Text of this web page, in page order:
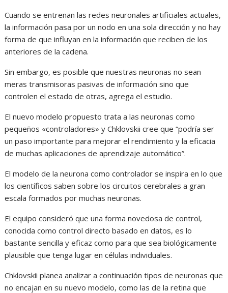
Cuando se entrenan las redes neuronales artificiales actuales,
la información pasa por un nodo en una sola dirección y no hay
forma de que influyan en la información que reciben de los
anteriores de la cadena.
Sin embargo, es posible que nuestras neuronas no sean
meras transmisoras pasivas de información sino que
controlen el estado de otras, agrega el estudio.
El nuevo modelo propuesto trata a las neuronas como
pequeños «controladores» y Chklovskii cree que “podría ser
un paso importante para mejorar el rendimiento y la eficacia
de muchas aplicaciones de aprendizaje automático”.
El modelo de la neurona como controlador se inspira en lo que
los científicos saben sobre los circuitos cerebrales a gran
escala formados por muchas neuronas.
El equipo consideró que una forma novedosa de control,
conocida como control directo basado en datos, es lo
bastante sencilla y eficaz como para que sea biológicamente
plausible que tenga lugar en células individuales.
Chklovskii planea analizar a continuación tipos de neuronas que
no encajan en su nuevo modelo, como las de la retina que